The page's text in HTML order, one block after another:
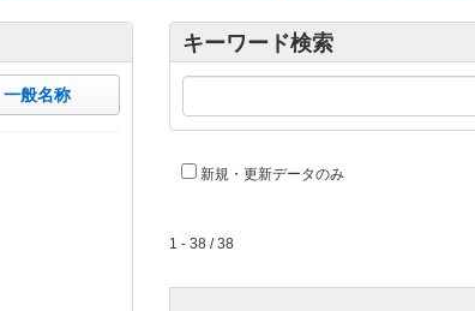
一般名称
キーワード検索
新規・更新データのみ
1 - 38 / 38